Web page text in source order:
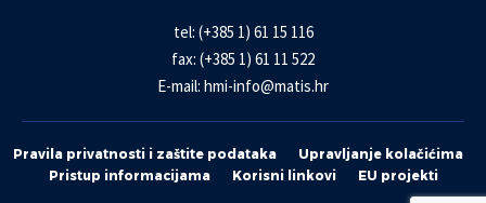
tel: (+385 1) 61 15 116
fax: (+385 1) 61 11 522
E-mail: hmi-info@matis.hr
Pravila privatnosti i zaštite podataka
Upravljanje kolačićima
Pristup informacijama
Korisni linkovi EU projekti